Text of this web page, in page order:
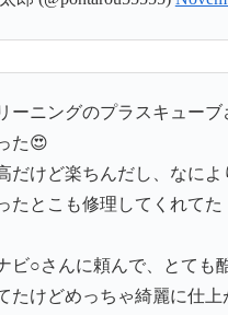
ーニングのプラスキューブ
た😍
だけど楽ちんだし、なによ
たとこも修理してくれてた
ビ○さんに頼んで、とても
たけどめっちゃ綺麗に仕上